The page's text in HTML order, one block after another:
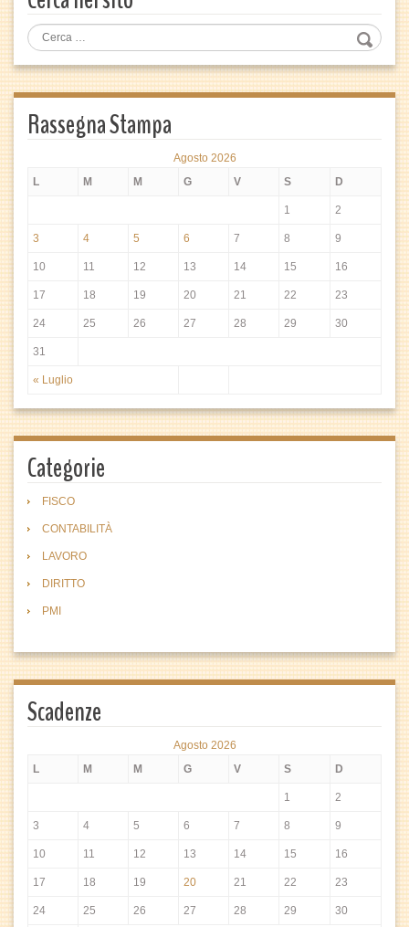
Rassegna Stampa
Agosto 2026
L
M M G V S D
« Luglio
1 2
3 4 5 6 7 8 9
10 11 12 13 14 15 16
17 18 19 20 21 22 23
24 25 26 27 28 29 30
31
Categorie
FISCO
CONTABILITÀ
LAVORO
DIRITTO
PMI
Scadenze
Agosto 2026
L
M M G V S D
1 2
3 4 5 6 7 8 9
10 11 12 13 14 15 16
17 18 19 20 21 22 23
24 25 26 27 28 29 30